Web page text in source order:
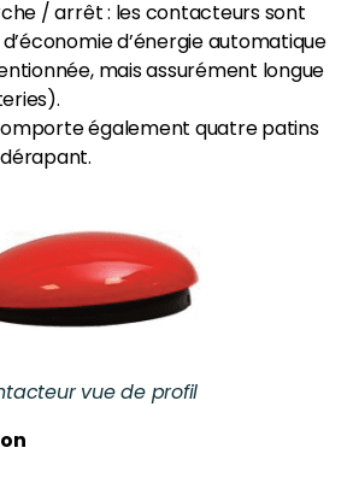
/ arrêt : les contacteurs sont
d’énergie automatique
mais assurément longue
également quatre patins
vue de profil